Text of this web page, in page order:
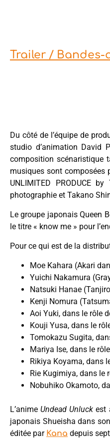
Trailer / Bandes-
Du côté de l’équipe de
studio d’animation David
composition scénaristique
musiques sont composées
UNLIMITED PRODUCE
photographie et Takano
Le groupe japonais Queen
le titre « know me » pour
Pour ce qui est de la
Moe Kahara (Akari
Yuichi Nakamura
Natsuki Hanae
Kenji Nomura
Aoi Yuki, dans le rôle
Kouji Yusa, dans le
Tomokazu Sugita,
Mariya Ise, dans le
Rikiya Koyama, dans
Rie Kugimiya, dans le
Nobuhiko Okamoto,
L’anime Undead Unluck est
japonais Shueisha dans
éditée par Kana depuis